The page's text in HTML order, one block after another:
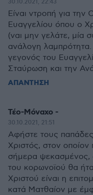
30.10.2021, 22:43
Είναι ντροπή για την
Ευαγγελίου όπου ο
(ναι μην γελάτε, μία
ανάλογη λαμπρότητα.
γεγονός του
Σταύρωση και την
ΑΠΑΝΤΗΣΗ
Τέο-Μόναχο -
30.10.2021, 21:51
Αφήστε τους
Χριστός, στον
σήμερα ψεκασμένος,
του κορωνοϊού θα
Χριστού είναι η
κατά Ματθαίον με